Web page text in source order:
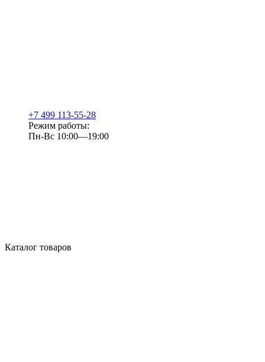
+7 499 113-55-28
Режим работы:
Пн-Вс 10:00—19:00
Каталог товаров